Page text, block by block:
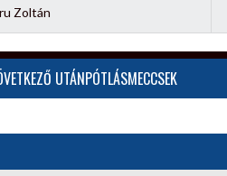
Zoltán
UTÁNPÓTLÁSMECCSEK